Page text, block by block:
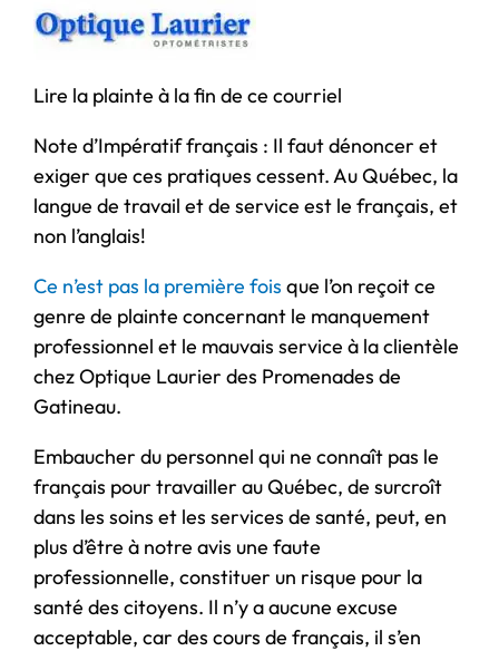
Lire la plainte à la fin de ce courriel
Note d’Impératif français : Il faut dénoncer et
exiger que ces pratiques cessent. Au Québec, la
langue de travail et de service est le français, et
non l’anglais!
Ce n’est pas la première fois que l’on reçoit ce
genre de plainte concernant le manquement
professionnel et le mauvais service à la clientèle
chez Optique Laurier des Promenades de
Gatineau.
Embaucher du personnel qui ne connaît pas le
français pour travailler au Québec, de surcroît
dans les soins et les services de santé, peut, en
plus d’être à notre avis une faute
professionnelle, constituer un risque pour la
santé des citoyens. Il n’y a aucune excuse
acceptable, car des cours de français, il s’en